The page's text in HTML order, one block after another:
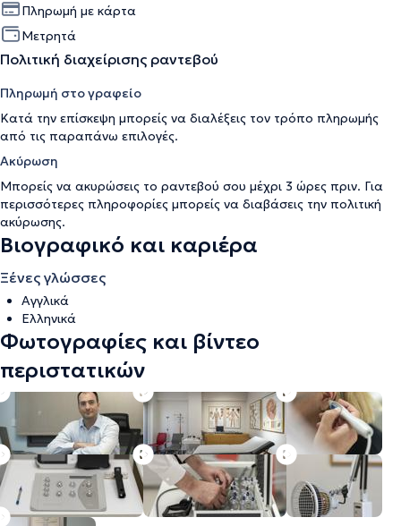
Πληρωμή με κάρτα
Μετρητά
Πολιτική διαχείρισης ραντεβού
Πληρωμή στο γραφείο
Κατά την επίσκεψη μπορείς να διαλέξεις τον τρόπο πληρωμής
από τις παραπάνω επιλογές.
Ακύρωση
Μπορείς να ακυρώσεις το ραντεβού σου μέχρι 3 ώρες πριν. Για
περισσότερες πληροφορίες μπορείς να διαβάσεις την πολιτική
ακύρωσης.
Βιογραφικό και καριέρα
Ξένες γλώσσες
Αγγλικά
Ελληνικά
Φωτογραφίες και βίντεο
περιστατικών